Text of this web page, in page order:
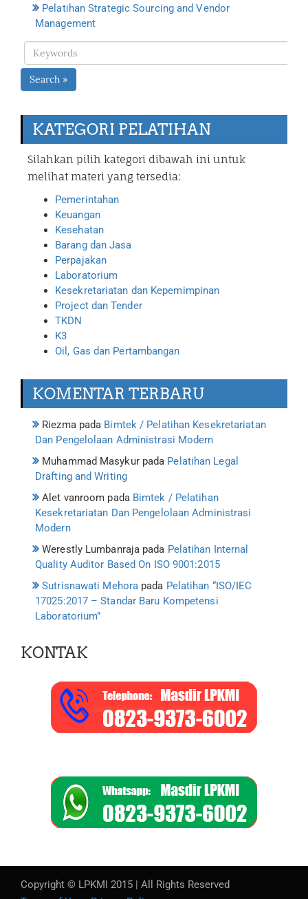
Pelatihan Strategic Sourcing and Vendor
Management
Search »
KATEGORI PELATIHAN
Silahkan pilih kategori dibawah ini untuk
melihat materi yang tersedia:
Pemerintahan
Keuangan
Kesehatan
Barang dan Jasa
Perpajakan
Laboratorium
Kesekretariatan dan Kepemimpinan
Project dan Tender
TKDN
K3
Oil, Gas dan Pertambangan
KOMENTAR TERBARU
Riezmapada Bimtek / Pelatihan Kesekretariatan
Dan Pengelolaan Administrasi Modern
Muhammad Masykurpada Pelatihan Legal
Drafting and Writing
Alet vanroom pada Bimtek / Pelatihan
Kesekretariatan Dan Pengelolaan Administrasi
Modern
Werestly Lumbanraja pada Pelatihan Internal
Quality Auditor Based On ISO 9001:2015
Sutrisnawati Mehora pada Pelatihan “ISO/IEC
17025:2017 – Standar Baru Kompetensi
Laboratorium”
KONTAK
Copyright © LPKMI 2015 | All Rights Reserved